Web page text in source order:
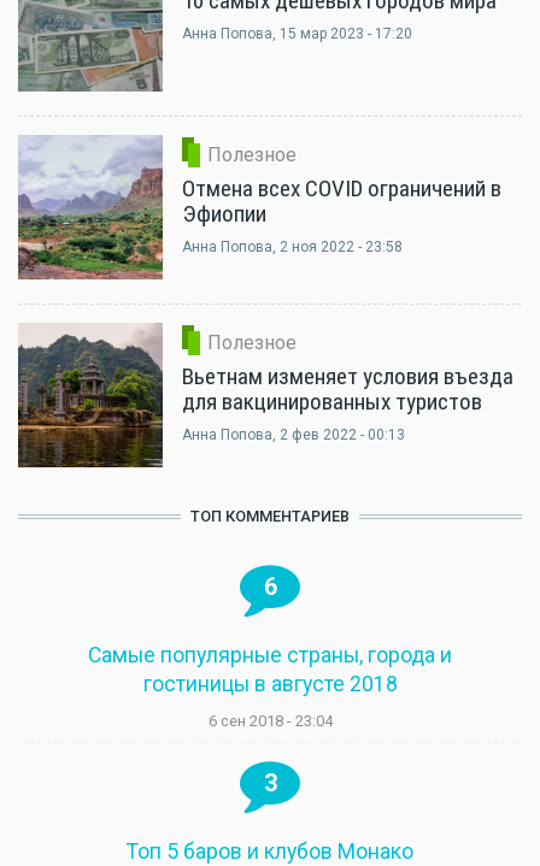
Анна Попова, 15 мар 2023 - 17:20
Полезное
Отмена всех COVID ограничений в
Эфиопии
Анна Попова, 2 ноя 2022 - 23:58
Полезное
Вьетнам изменяет условия въезда
для вакцинированных туристов
Анна Попова, 2 фев 2022 - 00:13
ТОП КОММЕНТАРИЕВ
6
Самые популярные страны, города и
гостиницы в августе 2018
6 сен 2018 - 23:04
3
Топ 5 баров и клубов Монако